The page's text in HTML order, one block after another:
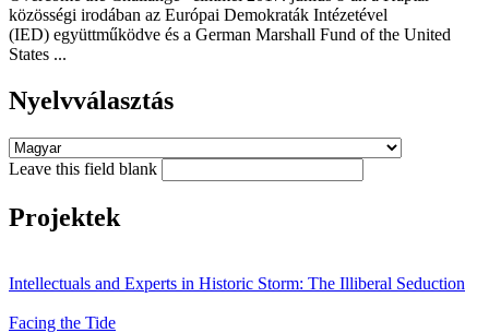
közösségi irodában az Európai Demokraták Intézetével
(IED) együttműködve és a German Marshall Fund of the United
States ...
Nyelvválasztás
Leave this field blank
Projektek
Intellectuals and Experts in Historic Storm: The Illiberal Seduction
Facing the Tide